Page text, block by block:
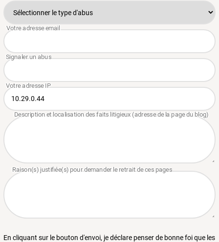
En cliquant sur le bouton d'envoi, je déclare penser de bonne foi que les